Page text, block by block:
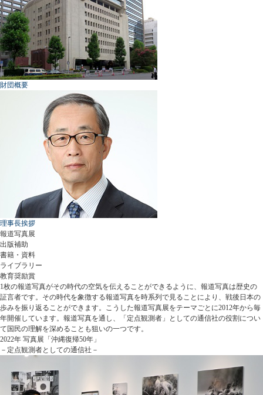
財団概要
理事長挨拶
報道写真展
出版補助
書籍・資料
ライブラリー
教育奨励賞
1枚の報道写真がその時代の空気を伝えることができるように、報道写真は歴史の
証言者です。その時代を象徴する報道写真を時系列で見ることにより、戦後日本の
歩みを振り返ることができます。こうした報道写真展をテーマごとに2012年から毎
年開催しています。報道写真を通し、「定点観測者」としての通信社の役割につい
て国民の理解を深めることも狙いの一つです。
2022年 写真展「沖縄復帰50年」
－定点観測者としての通信社－